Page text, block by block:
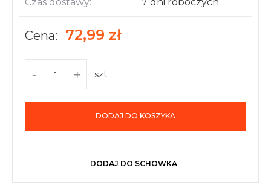
Cena: 72,99 zł
- + szt.
DODAJ DO KOSZYKA
DODAJ DO SCHOWKA